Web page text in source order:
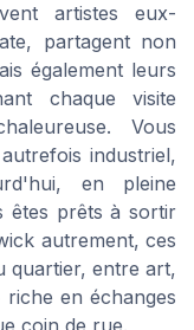
artistes eux-
partagent non
également leurs
chaque visite
Vous
industriel,
en pleine
êtes prêts à sortir
autrement, ces
quartier, entre art,
en échanges